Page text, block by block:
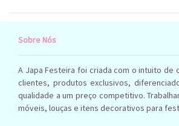
Sobre Nós
A Japa Festeira foi criada com o intuito de
clientes, produtos exclusivos,
qualidade a um preço competitivo.
móveis, louças e itens decorativos para